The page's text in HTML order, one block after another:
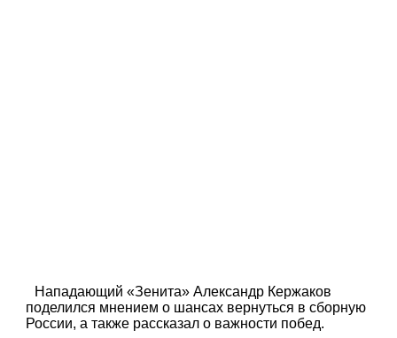
Нападающий «Зенита» Александр Кержаков
поделился мнением о шансах вернуться в сборную
России, а также рассказал о важности побед.